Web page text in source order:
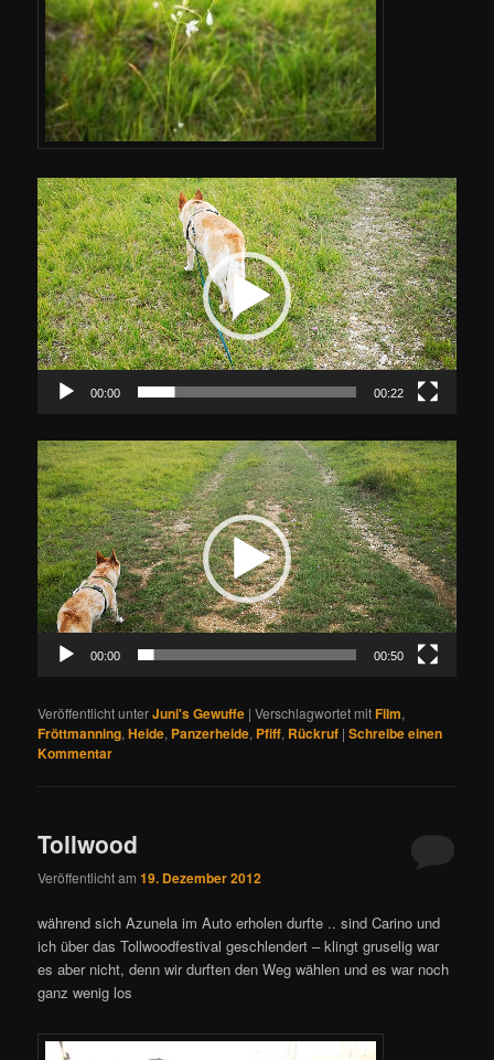
Video-
Player
00:00 00:22
Video-
Player
00:00 00:50
Veröffentlicht unterJuni's Gewuffe |Verschlagwortet mitFilm,
Fröttmanning,Heide, Panzerheide, Pfiff, Rückruf |Schreibe einen
Kommentar
Tollwood
Veröffentlicht am19. Dezember 2012
während sich Azunela im Auto erholen durfte .. sind Carino und
ich über das Tollwoodfestival geschlendert – klingt gruselig war
es aber nicht, denn wir durften den Weg wählen und es war noch
ganz wenig los